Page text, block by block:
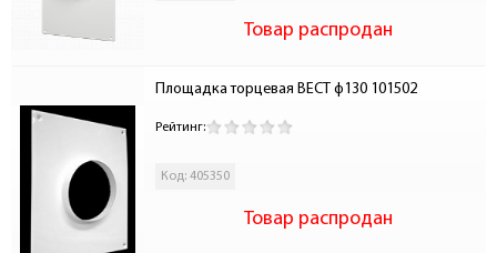
Товар распродан
Площадка торцевая ВЕСТ ф130 101502
Рейтинг:
Код: 405350
Товар распродан